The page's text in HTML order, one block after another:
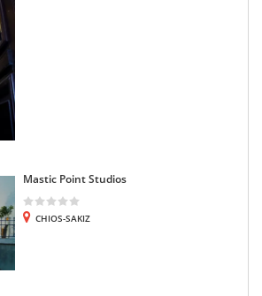
Mastic Point Studios
CHIOS-SAKIZ